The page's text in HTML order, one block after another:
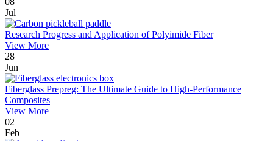
Jul
Research Progress and Application of Polyimide Fiber
View More
28
Jun
Fiberglass Prepreg: The Ultimate Guide to High-Performance
Composites
View More
02
Feb